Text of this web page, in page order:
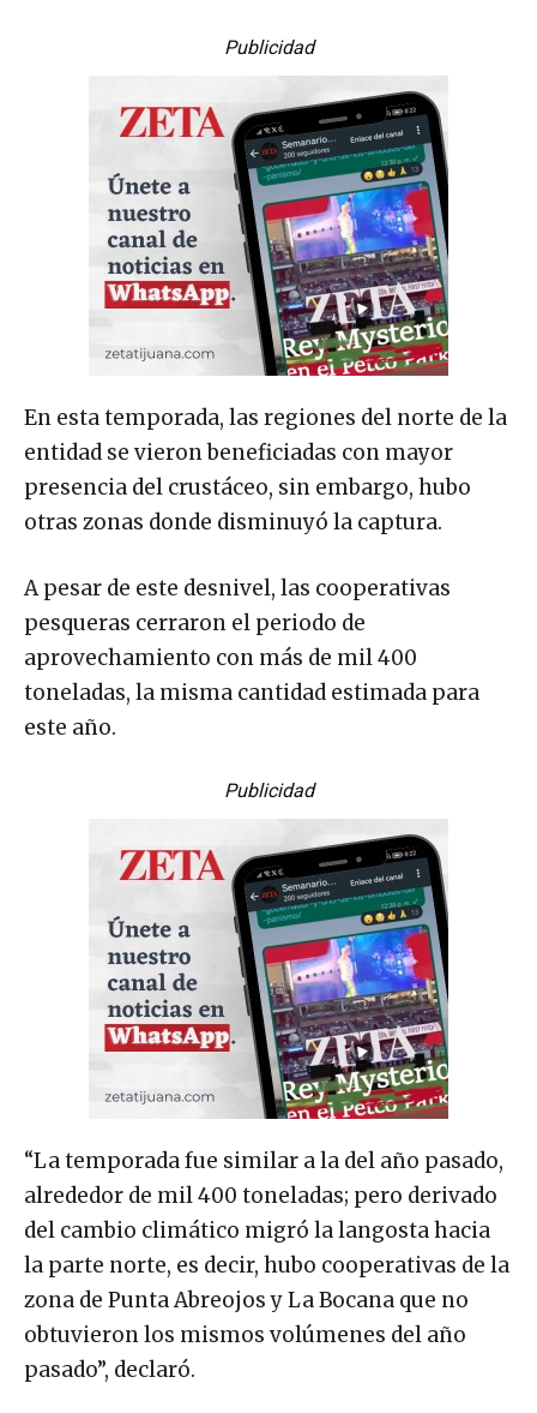
Publicidad
En esta temporada, las regiones del norte de la
entidad se vieron beneficiadas con mayor
presencia del crustáceo, sin embargo, hubo
otras zonas donde disminuyó la captura.
A pesar de este desnivel, las cooperativas
pesqueras cerraron el periodo de
aprovechamiento con más de mil 400
toneladas, la misma cantidad estimada para
este año.
Publicidad
“La temporada fue similar a la del año pasado,
alrededor de mil 400 toneladas; pero derivado
del cambio climático migró la langosta hacia
la parte norte, es decir, hubo cooperativas de la
zona de Punta Abreojos y La Bocana que no
obtuvieron los mismos volúmenes del año
pasado”, declaró.